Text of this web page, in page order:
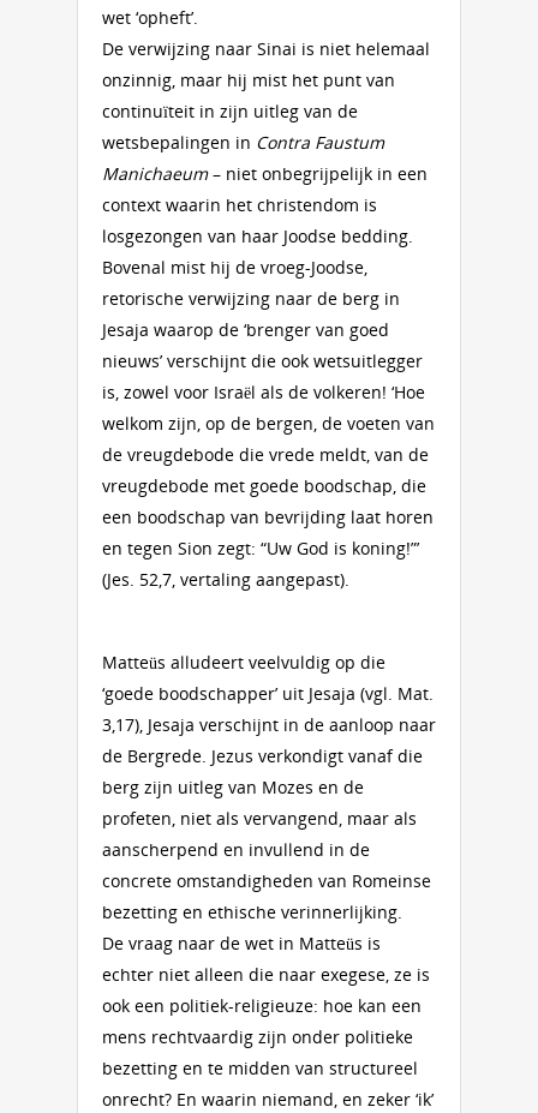
wet ‘opheft’.
De verwijzing naar Sinai is niet helemaal
onzinnig, maar hij mist het punt van
continuïteit in zijn uitleg van de
wetsbepalingen in Contra Faustum
Manichaeum– niet onbegrijpelijk in een
context waarin het christendom is
losgezongen van haar Joodse bedding.
Bovenal mist hij de vroeg-Joodse,
retorische verwijzing naar de berg in
Jesaja waarop de ‘brenger van goed
nieuws’ verschijnt die ook wetsuitlegger
is, zowel voor Israël als de volkeren! ‘Hoe
welkom zijn, op de bergen, de voeten van
de vreugdebode die vrede meldt, van de
vreugdebode met goede boodschap, die
een boodschap van bevrijding laat horen
en tegen Sion zegt: “Uw God is koning!”’
(Jes. 52,7, vertaling aangepast).
Matteüs alludeert veelvuldig op die
‘goede boodschapper’ uit Jesaja (vgl. Mat.
3,17), Jesaja verschijnt in de aanloop naar
de Bergrede. Jezus verkondigt vanaf die
berg zijn uitleg van Mozes en de
profeten, niet als vervangend, maar als
aanscherpend en invullend in de
concrete omstandigheden van Romeinse
bezetting en ethische verinnerlijking.
De vraag naar de wet in Matteüs is
echter niet alleen die naar exegese, ze is
ook een politiek-religieuze: hoe kan een
mens rechtvaardig zijn onder politieke
bezetting en te midden van structureel
onrecht? En waarin niemand, en zeker ‘ik’